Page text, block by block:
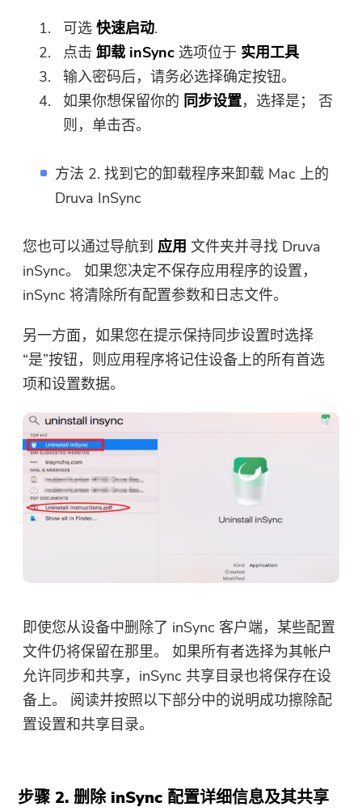
可选快速启动.
点击卸载 inSync 选项位于 实用工具
输入密码后，请务必选择确定按钮。
如果你想保留你的 同步设置，选择是； 否
则，单击否。
方法 2. 找到它的卸载程序来卸载 Mac 上的
Druva InSync
您也可以通过导航到应用 文件夹并寻找 Druva
inSync。 如果您决定不保存应用程序的设置，
inSync 将清除所有配置参数和日志文件。
另一方面，如果您在提示保持同步设置时选择
“是”按钮，则应用程序将记住设备上的所有首选
项和设置数据。
即使您从设备中删除了 inSync 客户端，某些配置
文件仍将保留在那里。 如果所有者选择为其帐户
允许同步和共享，inSync 共享目录也将保存在设
备上。 阅读并按照以下部分中的说明成功擦除配
置设置和共享目录。
步骤 2. 删除 inSync 配置详细信息及其共享